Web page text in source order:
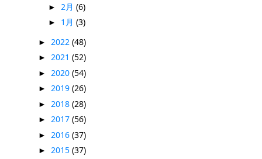
► 2月 (6)
► 1月 (3)
► 2022 (48)
► 2021 (52)
► 2020 (54)
► 2019 (26)
► 2018 (28)
► 2017 (56)
► 2016 (37)
► 2015 (37)